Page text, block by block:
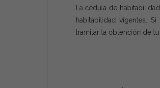
La cédula de
habitabilidad vigentes.
tramitar la obtención de